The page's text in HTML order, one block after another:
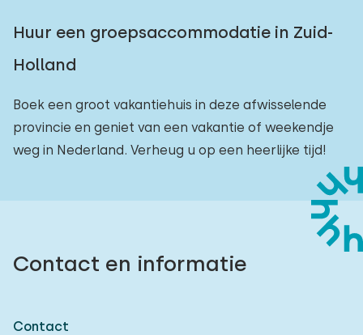
Huur een groepsaccommodatie in Zuid-
Holland
Boek een groot vakantiehuis in deze afwisselende
provincie en geniet van een vakantie of weekendje
weg in Nederland. Verheug u op een heerlijke tijd!
Contact en informatie
Contact